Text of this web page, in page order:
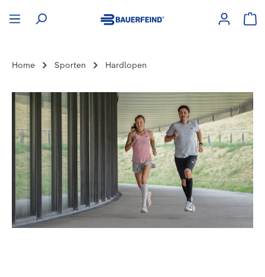
Home Sporten Hardlopen